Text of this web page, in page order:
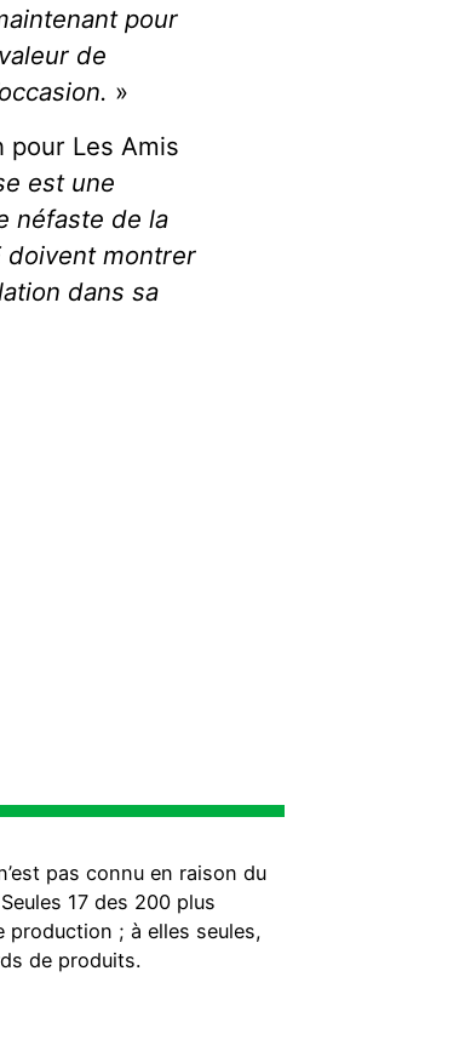
pour
de
»
pour Les Amis
est une
néfaste de la
doivent montrer
dans sa
pas connu en raison du
17 des 200 plus
production ; à elles seules,
de produits.